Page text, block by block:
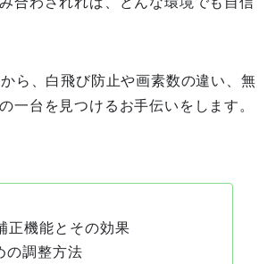
ら、白飛び防止や画素数の違い、無
一台を見つけるお手伝いをします。
正機能とその効果
の調整方法